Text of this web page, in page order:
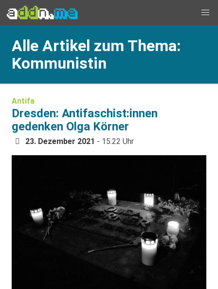
Alle Artikel zum Thema:
Kommunistin
Antifa
Dresden: Antifaschist:innen
gedenken Olga Körner
23. Dezember 2021 - 15:22 Uhr